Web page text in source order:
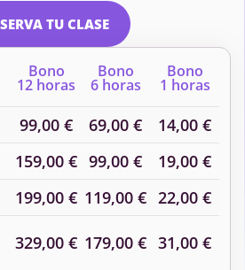
TU CLASE
Bono
12 horas
Bono
6 horas
Bono
1 horas
99,00 € 69,00 €
14,00 €
159,00 € 99,00 €
19,00 €
199,00 € 119,00 € 22,00 €
329,00 € 179,00 € 31,00 €